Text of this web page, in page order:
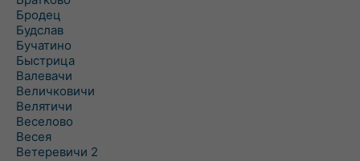
Бродец
Будслав
Бучатино
Быстрица
Валевачи
Величковичи
Велятичи
Веселово
Весея
Ветеревичи 2